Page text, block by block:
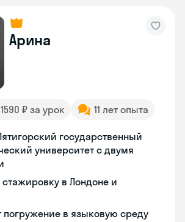
Арина
₽ за урок 11 лет опыта
государственный
университет с двумя
в Лондоне и
погружение в языковую среду